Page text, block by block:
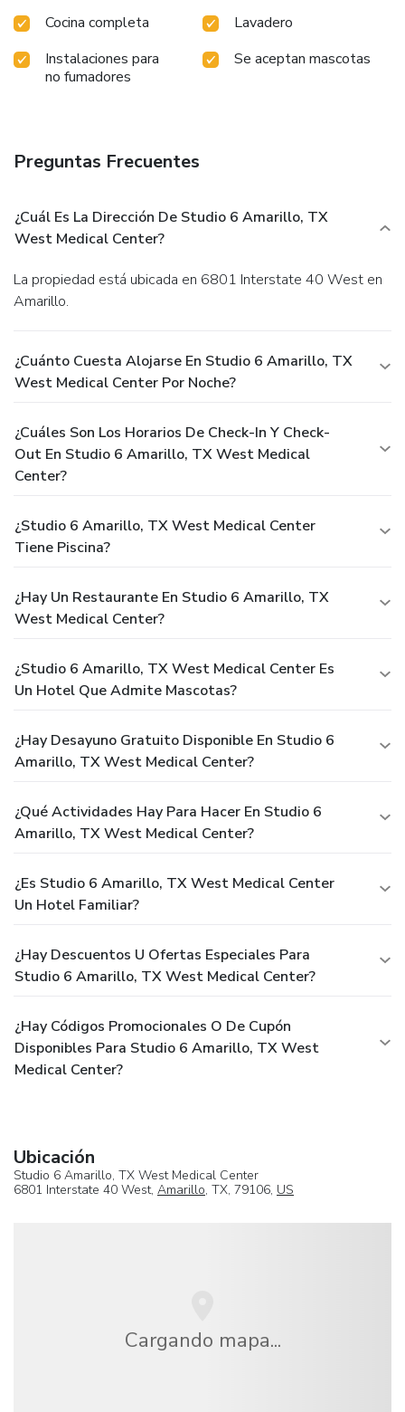
Cocina completa
Lavadero
Instalaciones para
no fumadores
Se aceptan mascotas
Preguntas Frecuentes
¿Cuál Es La Dirección De Studio 6 Amarillo, TX
West Medical Center?
La propiedad está ubicada en 6801 Interstate 40 West en
Amarillo.
¿Cuánto Cuesta Alojarse En Studio 6 Amarillo, TX
West Medical Center Por Noche?
¿Cuáles Son Los Horarios De Check-In Y Check-
Out En Studio 6 Amarillo, TX West Medical
Center?
¿Studio 6 Amarillo, TX West Medical Center
Tiene Piscina?
¿Hay Un Restaurante En Studio 6 Amarillo, TX
West Medical Center?
¿Studio 6 Amarillo, TX West Medical Center Es
Un Hotel Que Admite Mascotas?
¿Hay Desayuno Gratuito Disponible En Studio 6
Amarillo, TX West Medical Center?
¿Qué Actividades Hay Para Hacer En Studio 6
Amarillo, TX West Medical Center?
¿Es Studio 6 Amarillo, TX West Medical Center
Un Hotel Familiar?
¿Hay Descuentos U Ofertas Especiales Para
Studio 6 Amarillo, TX West Medical Center?
¿Hay Códigos Promocionales O De Cupón
Disponibles Para Studio 6 Amarillo, TX West
Medical Center?
Ubicación
Studio 6 Amarillo, TX West Medical Center
6801 Interstate 40 West, Amarillo, TX, 79106, US
Cargando mapa...